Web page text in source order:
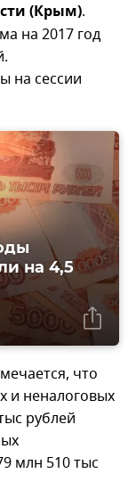
(Крым).
на 2017 год
на сессии
на 4,5
что
и неналоговых
рублей
млн 510 тыс